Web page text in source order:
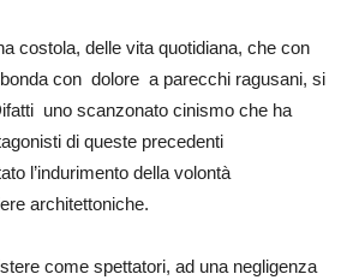
costola, delle vita quotidiana, che con
con dolore a parecchi ragusani, si
uno scanzonato cinismo che ha
di queste precedenti
l’indurimento della volontà
architettoniche.
come spettatori, ad una negligenza